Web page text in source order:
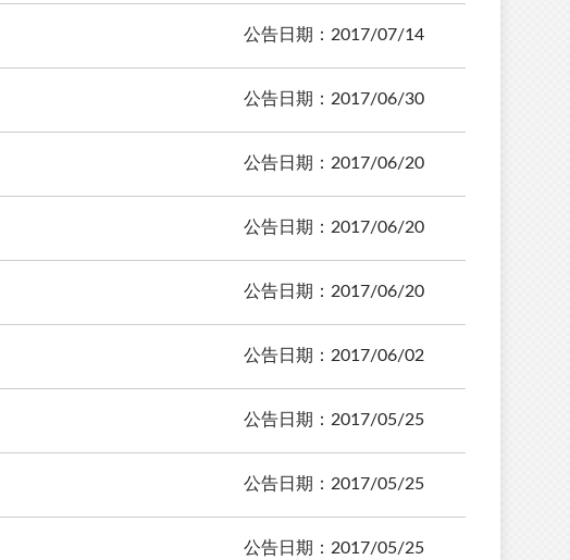
公告日期：2017/07/14
公告日期：2017/06/30
公告日期：2017/06/20
公告日期：2017/06/20
公告日期：2017/06/20
公告日期：2017/06/02
公告日期：2017/05/25
公告日期：2017/05/25
公告日期：2017/05/25